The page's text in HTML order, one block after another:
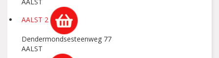
AALST 2
Dendermondsesteenweg 77
AALST